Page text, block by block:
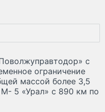
с
ограничение
массой более 3,5
М- 5 «Урал» с 890 км по